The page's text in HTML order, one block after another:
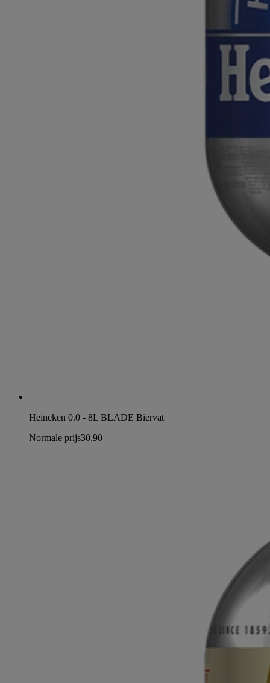
Heineken 0.0 - 8L BLADE Biervat
Normale prijs30,90